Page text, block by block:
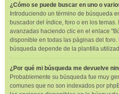
¿Cómo se puede buscar en uno o
Introduciendo un término de búsqueda
buscador del índice, foro o en los
avanzadas haciendo clic en el enlace
disponible en todas las páginas del
búsqueda depende de la plantilla
¿Por qué mi búsqueda me devuelve
Probablemente su búsqueda fue muy
comunes que no son indexados por